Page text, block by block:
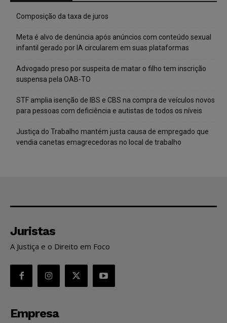
Composição da taxa de juros
Meta é alvo de denúncia após anúncios com conteúdo sexual
infantil gerado por IA circularem em suas plataformas
Advogado preso por suspeita de matar o filho tem inscrição
suspensa pela OAB-TO
STF amplia isenção de IBS e CBS na compra de veículos novos
para pessoas com deficiência e autistas de todos os níveis
Justiça do Trabalho mantém justa causa de empregado que
vendia canetas emagrecedoras no local de trabalho
Juristas
A Justiça e o Direito em Foco
Empresa